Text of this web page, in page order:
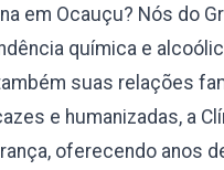
em Ocauçu? Nós do
química e
suas relações
e humanizadas, a
oferecendo anos